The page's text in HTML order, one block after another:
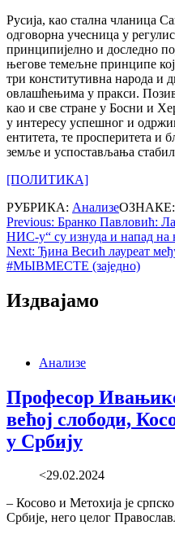
Русија, као стална чланица
одговорна учесница у
принципијелно и доследно
његове темељне принципе
три конститутивна народа и
овлашћењима у пракси.
као и све стране у Босни и
у интересу успешног и
ентитета, те просперитета и
земље и успостављања
[ПОЛИТИКА]
РУБРИКА: АнализеОЗНАКЕ:
Post
navigation
Previous: Бранко Павловић:
НИС-у“ су изнуда и напад на
Next: Ђина Весић лауреат
#МЫВМЕСТЕ (заједно)
Издвајамо
Анализе
Професор
већој слободи,
у Србију
<29.02.2024
– Косово и Метохија је
Србије, него целог